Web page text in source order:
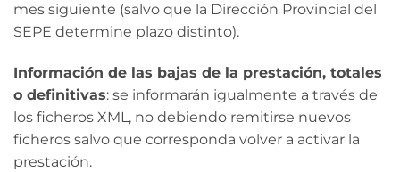
mes siguiente (salvo que la Dirección Provincial del
SEPE determine plazo distinto).
Información de las bajas de la prestación, totales
o definitivas: se informarán igualmente a través de
los ficheros XML, no debiendo remitirse nuevos
ficheros salvo que corresponda volver a activar la
prestación.